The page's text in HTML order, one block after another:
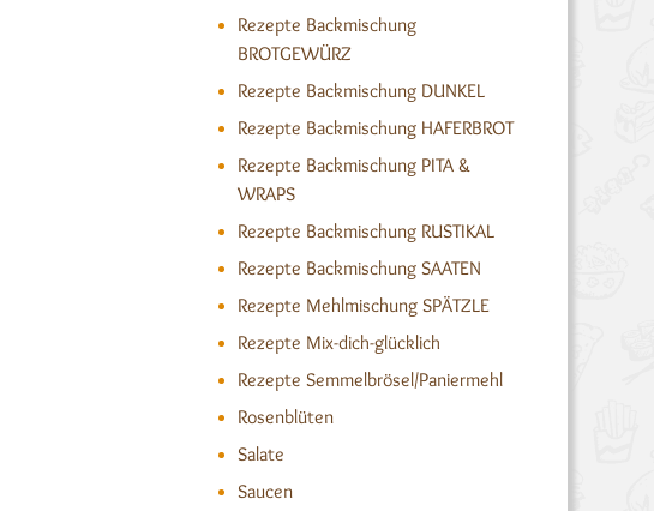
Rezepte Backmischung
BROTGEWÜRZ
Rezepte Backmischung DUNKEL
Rezepte Backmischung HAFERBROT
Rezepte Backmischung PITA &
WRAPS
Rezepte Backmischung RUSTIKAL
Rezepte Backmischung SAATEN
Rezepte Mehlmischung SPÄTZLE
Rezepte Mix-dich-glücklich
Rezepte Semmelbrösel/Paniermehl
Rosenblüten
Salate
Saucen